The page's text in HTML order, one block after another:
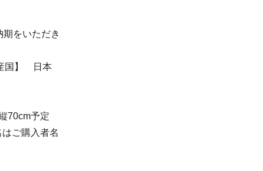
をいただき
国】 日本
70cm予定
ご購入者名